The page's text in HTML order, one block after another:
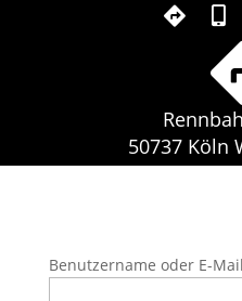
50737 Köln
Benutzername oder E-Mail